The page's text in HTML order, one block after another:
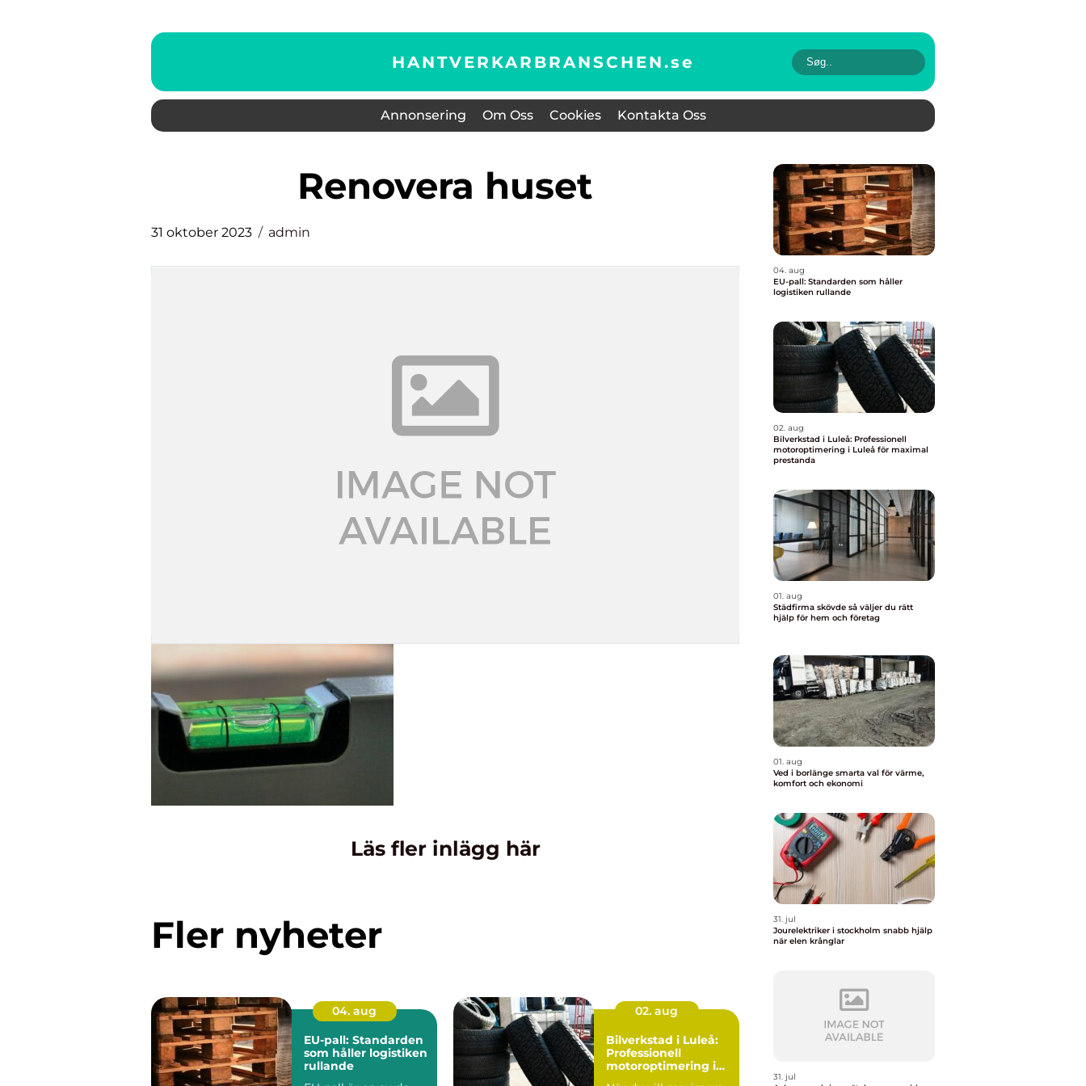
HANTVERKARBRANSCHEN.se
Annonsering Om Oss Cookies Kontakta Oss
renovera huset
31 oktober 2023 admin
Läs fler inlägg här
Fler nyheter
04. aug
EU-pall: Standarden
som håller logistiken
rullande
02. aug
Bilverkstad i Luleå:
Professionell
motoroptimering i
04. aug
EU-pall: Standarden som håller
logistiken rullande
02. aug
Bilverkstad i Luleå: Professionell
motoroptimering i Luleå för maximal
prestanda
01. aug
Städfirma skövde så väljer du rätt
hjälp för hem och företag
01. aug
Ved i borlänge smarta val för värme,
komfort och ekonomi
31. jul
Jourelektriker i stockholm snabb hjälp
när elen krånglar
31. jul